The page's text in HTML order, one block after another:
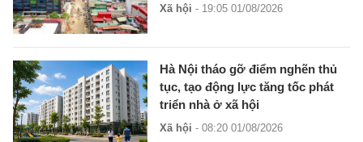
Xã hội - 19:05 01/08/2026
Hà Nội tháo gỡ điểm nghẽn thủ
tục, tạo động lực tăng tốc phát
triển nhà ở xã hội
Xã hội - 08:20 01/08/2026